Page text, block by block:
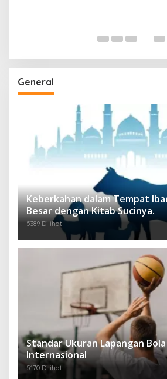
General
Keberkahan dalam Tempat
Besar dengan Kitab Sucinya.
5389 Dilihat
Standar Ukuran Lapangan
Internasional
5170 Dilihat